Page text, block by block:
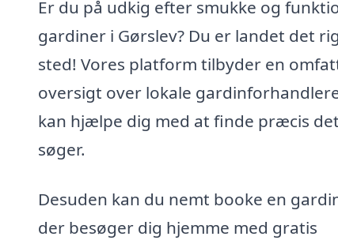
Er du på udkig efter smukke og
gardiner i Gørslev? Du er landet det
sted! Vores platform tilbyder en
oversigt over lokale
kan hjælpe dig med at finde præcis
søger.
Desuden kan du nemt booke en
der besøger dig hjemme med gratis